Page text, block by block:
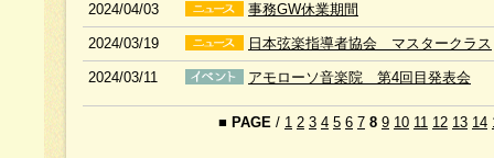
2024/04/03 事務GW休業期間
2024/03/19 日本弦楽指導者協会 マスタークラス
2024/03/11 アモローソ音楽院 第4回目発表会
■ PAGE / 1 2 3 4 5 6 7 8 9 10 11 12 13 14